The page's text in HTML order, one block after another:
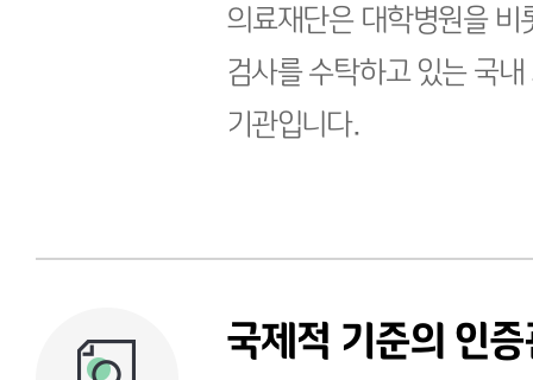
의료재단은 대학병원을 비
검사를 수탁하고 있는 국
기관입니다.
국제적 기준의 인